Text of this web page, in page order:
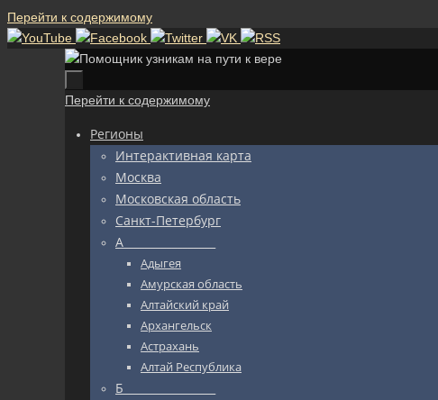
Перейти к содержимому
Перейти к содержимому
Регионы
Интерактивная карта
Москва
Московская область
Санкт-Петербург
А_________________
Адыгея
Амурская область
Алтайский край
Архангельск
Астрахань
Алтай Республика
Б_________________